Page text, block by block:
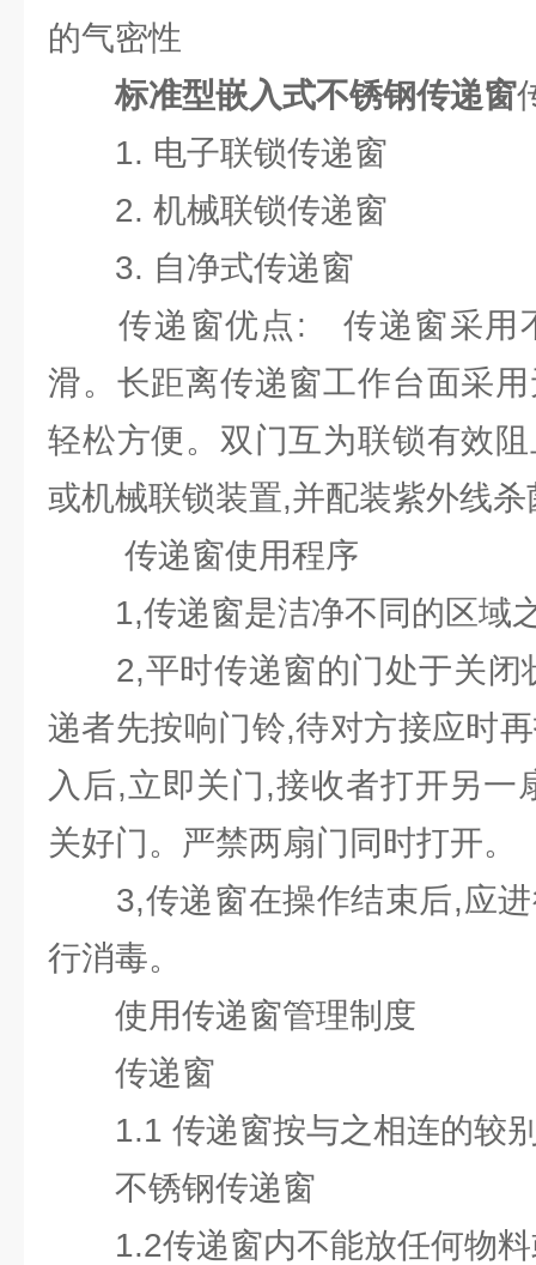
的气密性
标准型嵌入式不锈钢传递窗
1. 电子联锁传递窗
2. 机械联锁传递窗
3. 自净式传递窗
传递窗优点: 传递窗采用
滑。长距离传递窗工作台面采
轻松方便。双门互为联锁有效
或机械联锁装置,并配装紫外线杀
传递窗使用程序
1,传递窗是洁净不同的区域
2,平时传递窗的门处于关闭
递者先按响门铃,待对方接应时
入后,立即关门,接收者打开另一
关好门。严禁两扇门同时打开。
3,传递窗在操作结束后,应进
行消毒。
使用传递窗管理制度
传递窗
1.1 传递窗按与之相连的较别
不锈钢传递窗
1.2传递窗内不能放任何物料